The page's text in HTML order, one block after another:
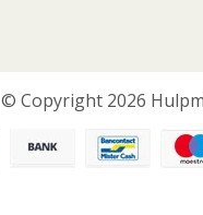
© Copyright 2026